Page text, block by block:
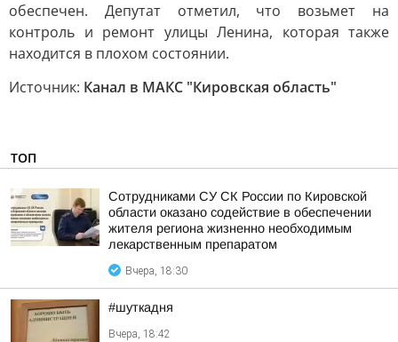
обеспечен. Депутат отметил, что возьмет на
контроль и ремонт улицы Ленина, которая также
находится в плохом состоянии.
Источник: Канал в МАКС "Кировская область"
ТОП
Сотрудниками СУ СК России по Кировской
области оказано содействие в обеспечении
жителя региона жизненно необходимым
лекарственным препаратом
Вчера, 18:30
#шуткадня
Вчера, 18:42